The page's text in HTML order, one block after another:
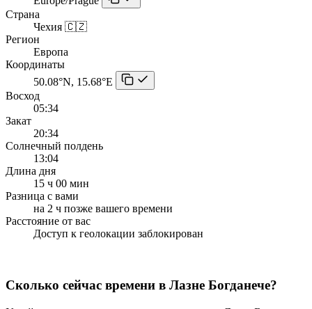
Страна
Чехия 🇨🇿
Регион
Европа
Координаты
50.08°N, 15.68°E
Восход
05:34
Закат
20:34
Солнечный полдень
13:04
Длина дня
15 ч 00 мин
Разница с вами
на 2 ч позже вашего времени
Расстояние от вас
Доступ к геолокации заблокирован
Сколько сейчас времени в Лазне Богданече?